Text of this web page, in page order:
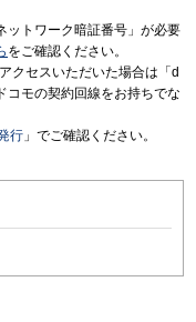
ットワーク暗証番号」が必要
をご確認ください。
クセスいただいた場合は「d
コモの契約回線をお持ちでな
行 」でご確認ください。